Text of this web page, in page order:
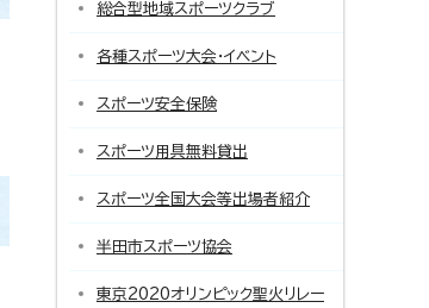
総合型地域スポーツクラブ
各種スポーツ大会・イベント
スポーツ安全保険
スポーツ用具無料貸出
スポーツ全国大会等出場者紹介
半田市スポーツ協会
東京2020オリンピック聖火リレー